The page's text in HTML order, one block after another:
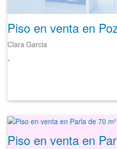
Piso en venta en
Clara Garcia
-
Piso en venta en